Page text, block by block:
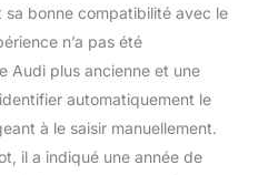
Rover, Smart,
Vauxhall, Alfa
(français non
langue du menu
affichage des erreurs
allemand. Avec un
bonne compatibilité avec le
n’a pas été
Audi plus ancienne et une
automatiquement le
à le saisir manuellement.
il a indiqué une année de